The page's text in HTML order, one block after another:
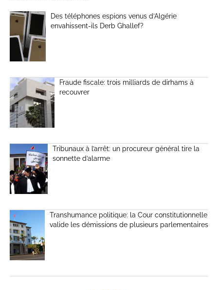
Des téléphones espions venus d’Algérie
envahissent-ils Derb Ghallef?
Fraude fiscale: trois milliards de dirhams à
recouvrer
Tribunaux à l’arrêt: un procureur général tire la
sonnette d’alarme
Transhumance politique: la Cour constitutionnelle
valide les démissions de plusieurs parlementaires